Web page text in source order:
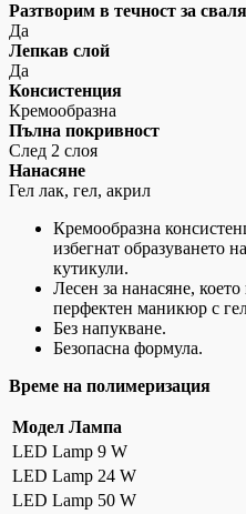
Разтворим в течност за
Да
Лепкав слой
Да
Консистенция
Кремообразна
Пълна покривност
След 2 слоя
Нанасяне
Гел лак, гел, акрил
Кремообразна
избегнат образуването
кутикули.
Лесен за нанасяне,
перфектен маникюр с
Без напукване.
Безопасна формула.
Време на полимеризация
Модел Лампа
LED Lamp 9 W
LED Lamp 24 W
LED Lamp 50 W